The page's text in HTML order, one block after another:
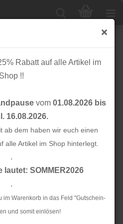
Rabatt auf alle Artikel im
Shop !!
vom 01.08.2026 bis
16.08.2026.
ab dem haben wir euch einen
alle Artikel im Shop hinterlegt.
.
lautet: SOMMER2026
.
im Warenkorb in das Feld "Gutschein-
und somit einlösen!
mm - rose - Mind the Maker